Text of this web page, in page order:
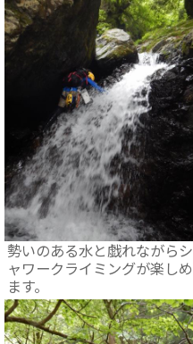
勢いのある水と戯れながらシ
ャワークライミングが楽しめ
ます。